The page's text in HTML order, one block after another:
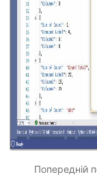
Попередній